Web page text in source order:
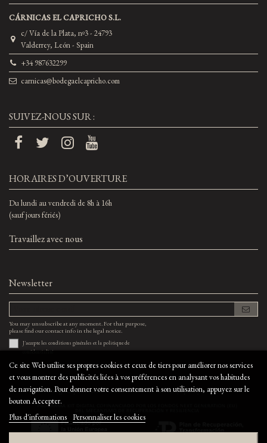
CÁRNICAS EL CAPRICHO S.L.
c/ Vía de la Plata, nº3 - 24793
Valderrey, León - Spain
+34 987632299
carnicas@bodegaelcapricho.com
SUIVEZ-NOUS SUR :
Ce site Web utilise ses propres cookies et ceux de tiers pour améliorer nos services
et vous montrer des publicités liées à vos préférences en analysant vos habitudes
de navigation. Pour donner votre consentement à son utilisation, appuyez sur le
bouton Accepter.
Plus d'informations Personnaliser les cookies
HORAIRES D’OUVERTURE
Du lundi au vendredi de 8h à 16h
(sauf jours fériés)
Travaillez avec nous
Newsletter
You may unsubscribe at any moment. For that purpose,
please find our contact info in the legal notice.
J'accepte les conditions générales et la politique de
confidentialité
©bodegaelcapricho.com - Tous droits réservés ·Site conçu parByte Factory